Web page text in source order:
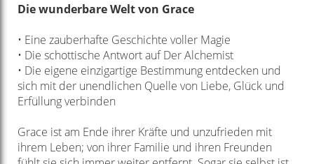
Die wunderbare Weltvon Grace
• Eine zauberhafte Geschichte voller Magie
• Die schottische Antwort auf Der Alchemist
• Die eigene einzigartige Bestimmung entdecken und
sich mit der unendlichen Quelle von Liebe, Glück und
Erfüllung verbinden
Grace ist am Ende ihrer Kräfte und unzufrieden mit
ihrem Leben; von ihrer Familie und ihren Freunden